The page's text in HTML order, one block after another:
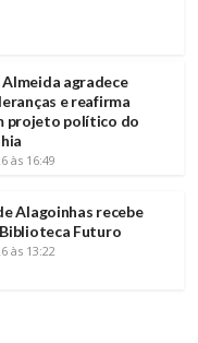
agradece
e reafirma
projeto político do
às 16:49
Alagoinhas recebe
Futuro
às 13:22